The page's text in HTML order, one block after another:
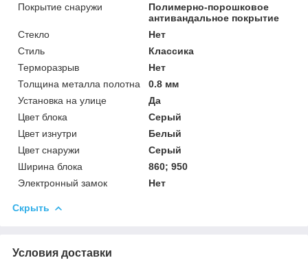
Покрытие снаружи
Полимерно-порошковое
антивандальное покрытие
Стекло
Нет
Стиль
Классика
Терморазрыв
Нет
Толщина металла полотна
0.8 мм
Установка на улице
Да
Цвет блока
Серый
Цвет изнутри
Белый
Цвет снаружи
Серый
Ширина блока
860; 950
Электронный замок
Нет
Скрыть
Условия доставки